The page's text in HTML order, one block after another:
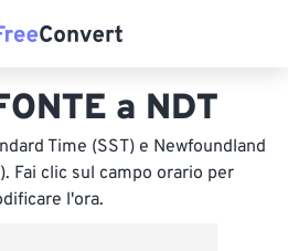
a NDT
Time (SST) e Newfoundland
Fai clic sul campo orario per
l'ora.